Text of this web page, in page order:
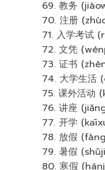
69. 教务
70. 注册
71. 入学考试
72. 文凭
73. 证书
74. 大学生
75. 课外活
76. 讲座
77. 开学
78. 放假
79. 暑假
80. 寒假